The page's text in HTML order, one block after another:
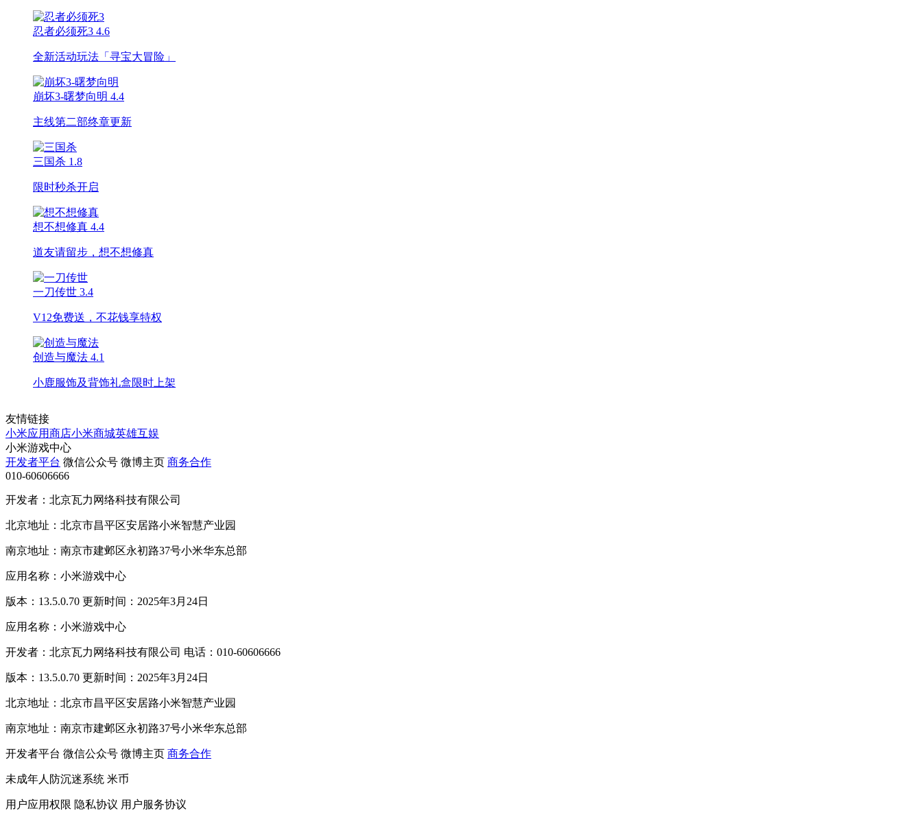
忍者必须死3 4.6
全新活动玩法「寻宝大冒险」
崩坏3-曙梦向明 4.4
主线第二部终章更新
三国杀 1.8
限时秒杀开启
想不想修真 4.4
道友请留步，想不想修真
一刀传世 3.4
V12免费送，不花钱享特权
创造与魔法 4.1
小鹿服饰及背饰礼盒限时上架
友情链接
小米应用商店小米商城英雄互娱
小米游戏中心
开发者平台 微信公众号 微博主页 商务合作
010-60606666
开发者：北京瓦力网络科技有限公司
北京地址：北京市昌平区安居路小米智慧产业园
南京地址：南京市建邺区永初路37号小米华东总部
应用名称：小米游戏中心
版本：13.5.0.70 更新时间：2025年3月24日
应用名称：小米游戏中心
开发者：北京瓦力网络科技有限公司 电话：010-60606666
版本：13.5.0.70 更新时间：2025年3月24日
北京地址：北京市昌平区安居路小米智慧产业园
南京地址：南京市建邺区永初路37号小米华东总部
开发者平台 微信公众号 微博主页 商务合作
未成年人防沉迷系统 米币
用户应用权限 隐私协议 用户服务协议